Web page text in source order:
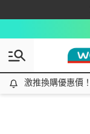
激推換購優惠價！立
激推換購優惠價